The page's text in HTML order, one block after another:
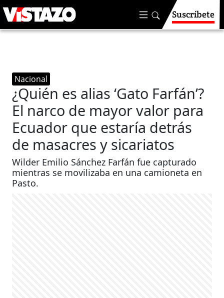
Suscríbete
Nacional
¿Quién es alias ‘Gato Farfán’?
El narco de mayor valor para
Ecuador que estaría detrás
de masacres y sicariatos
Wilder Emilio Sánchez Farfán fue capturado
mientras se movilizaba en una camioneta en
Pasto.